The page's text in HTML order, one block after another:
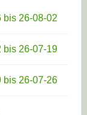
bis 26-08-02
bis 26-07-19
bis 26-07-26